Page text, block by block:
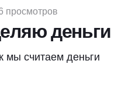
просмотров
деньги
мы считаем деньги